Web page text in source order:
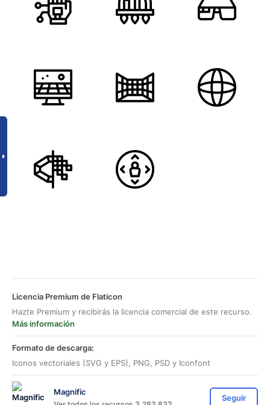
Licencia Premium de Flaticon
Hazte Premium y recibirás la licencia comercial de este recurso.
Más información
Formato de descarga:
Iconos vectoriales (SVG y EPS), PNG, PSD y Iconfont
Magnific
Seguir